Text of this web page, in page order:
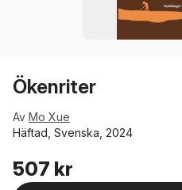
Ökenriter
Av Mo Xue
Häftad, Svenska, 2024
507 kr